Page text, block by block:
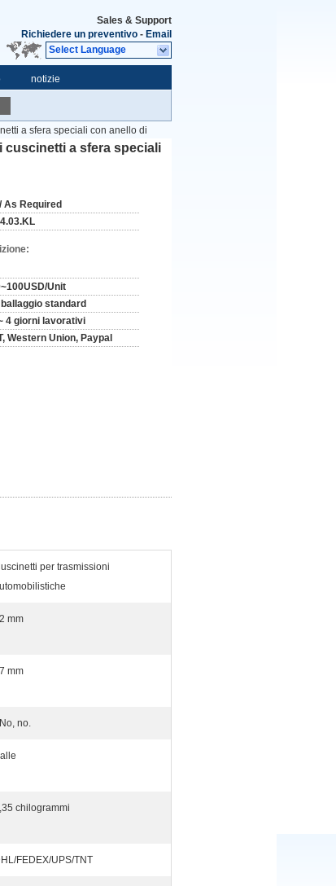
Sales & Support
Richiedere un preventivo - Email
Select Language
notizie
a sfera speciali con anello di
cuscinetti a sfera speciali
As Required
Unit
standard
4 giorni lavorativi
Western Union, Paypal
per trasmissioni
mm
mm
no.
chilogrammi
FEDEX/UPS/TNT